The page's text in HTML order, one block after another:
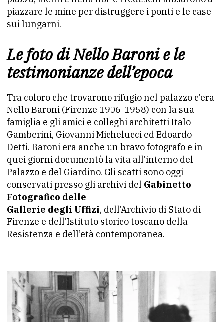
piazzare le mine per distruggere i ponti e le case
sui lungarni.
Le foto di Nello Baroni e le
testimonianze dell’epoca
Tra coloro che trovarono rifugio nel palazzo c’era
Nello Baroni (Firenze 1906-1958) con la sua
famiglia e gli amici e colleghi architetti Italo
Gamberini, Giovanni Michelucci ed Edoardo
Detti. Baroni era anche un bravo fotografo e in
quei giorni documentò la vita all’interno del
Palazzo e del Giardino. Gli scatti sono oggi
conservati presso gli archivi del Gabinetto
Fotografico delle
Gallerie degli Uffizi, dell’Archivio di Stato di
Firenze e dell’Istituto storico toscano della
Resistenza e dell’età contemporanea.